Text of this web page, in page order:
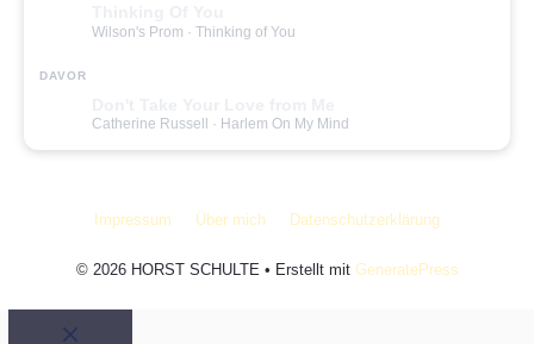
Wilson's Prom · Thinking of You
DAVOR
Catherine Russell · Harlem On My Mind
Impressum Über mich Datenschutzerklärung
© 2026 HORST SCHULTE • Erstellt mit GeneratePress